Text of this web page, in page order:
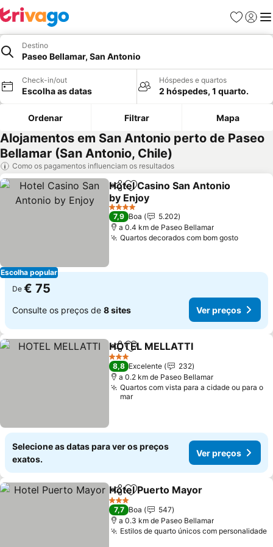
Favoritos
Iniciar
Destino
Paseo Bellamar, San Antonio
Check-in/out
Escolha as datas
Hóspedes e quartos
2 hóspedes, 1 quarto.
Ordenar Filtrar Mapa
Alojamentos em San Antonio perto de Paseo
Bellamar (San Antonio, Chile)
Como os pagamentos influenciam os resultados
Escolha popular
PartilharAdicionar aos favoritos
Hotel Casino San Antonio
by Enjoy
Ver preços
4 Estrelas
7,9 Boa
5.202
a 0.4 km de Paseo Bellamar
Quartos decorados com bom gostoVer
De € 75
Consulte os preços de 8 sites Ver preços
PartilharAdicionar aos favoritos
HOTEL MELLATTI
3 Estrelas
8,8 Excelente
232
a 0.2 km de Paseo Bellamar
Quartos com vista para a cidade ou para o
mar
Selecione as datas para ver os preços
exatos.
Ver preços
PartilharAdicionar aos favoritos
Hotel Puerto Mayor
3 Estrelas
7,7 Boa
547
a 0.3 km de Paseo Bellamar
Estilos de quarto únicos com personalidade